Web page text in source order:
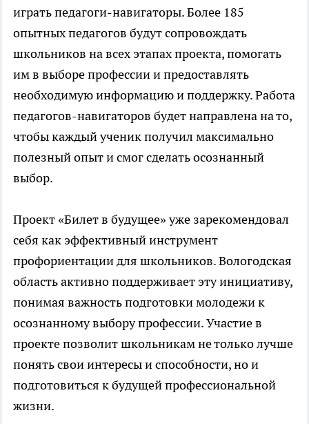
играть педагоги-навигаторы. Более 185
опытных педагогов будут сопровождать
школьников на всех этапах проекта, помогать
им в выборе профессии и предоставлять
необходимую информацию и поддержку. Работа
педагогов-навигаторов будет направлена на то,
чтобы каждый ученик получил максимально
полезный опыт и смог сделать осознанный
выбор.
Проект «Билет в будущее» уже зарекомендовал
себя как эффективный инструмент
профориентации для школьников. Вологодская
область активно поддерживает эту инициативу,
понимая важность подготовки молодежи к
осознанному выбору профессии. Участие в
проекте позволит школьникам не только лучше
понять свои интересы и способности, но и
подготовиться к будущей профессиональной
жизни.